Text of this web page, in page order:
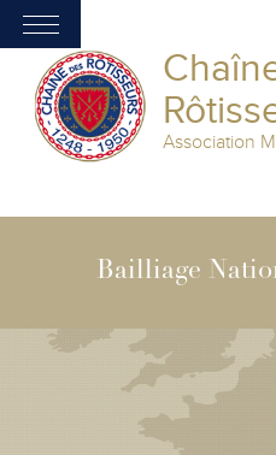
Association
Bailliage